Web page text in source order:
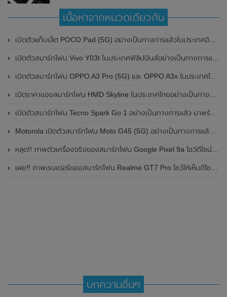
เนื้อหาจากหมวดเดียวกัน
เปิดตัวแท็บเล็ต POCO Pad (5G) อย่างเป็นทางการแล้วในประเทศอินเดีย มาพร้อมชิปเซ็ต Snapdragon 7s Gen 2 ของ Qualcomm และรองรับเครือข่าย 5G
เปิดตัวสมาร์ทโฟน Vivo Y03t ในประเทศฟิลิปปินส์อย่างเป็นทางการแล้ว มาพร้อมชิปเซ็ต Unisoc T612 , กล้องหลัง ความละเอียด 13MP , แบตเตอรี่ 5,000mAh และหน้าจอแสดงผล LCD / 90Hz
เปิดตัวสมาร์ทโฟน OPPO A3 Pro (5G) และ OPPO A3x ในประเทศไทยอย่างเป็นทางการแล้ว ในราคาเริ่มต้นเพียง 3,999 บาท
เปิดราคาของสมาร์ทโฟน HMD Skyline ในประเทศไทยอย่างเป็นทางการแล้ว ราคา 14,990 บาท
เปิดตัวสมาร์ทโฟน Tecno Spark Go 1 อย่างเป็นทางการแล้ว มาพร้อมหน้าจอแสดงผล LCD / 120Hz , แบตเตอรี่ 5,000mAh และใช้ชิปเซ็ต Unisoc
Motorola เปิดตัวสมาร์ทโฟน Moto G45 (5G) อย่างเป็นทางการแล้วในอินเดีย
หลุด!! ภาพตัวเครื่องจริงของสมาร์ทโฟน Google Pixel 9a โชว์ดีไซน์ใหม่ กล้องหลังแบนราบ ไม่มีกรอบของกล้องแล้ว
เผย!! ภาพเรนเดอร์ของสมาร์ทโฟน Realme GT7 Pro โชว์ให้เห็นดีไซน์ใหม่ พร้อมเผยรายละเอียดสเปกที่สำคัญบางส่วน
บทความอื่นๆ